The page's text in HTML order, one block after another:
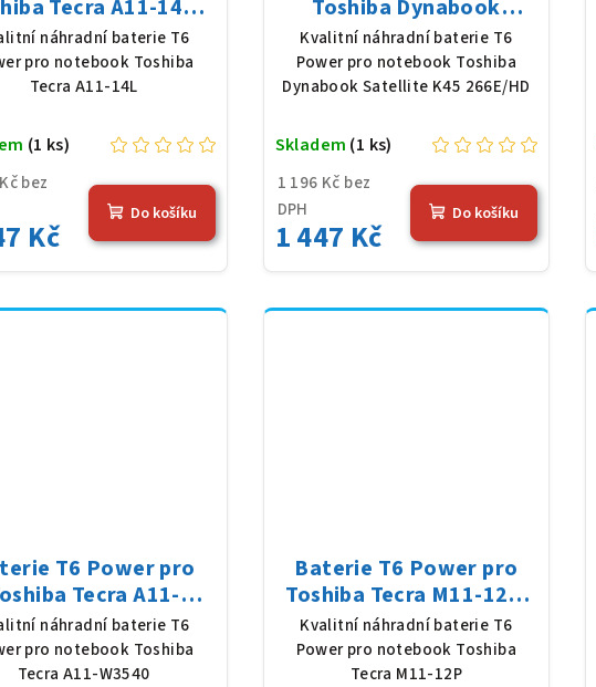
Tecra A11-14L,
10,8 V, 5200 mAh
(56 Wh), černá
náhradní baterie T6
pro notebook Toshiba
Tecra A11-14L
bez
Kč
(1 ks)
Do košíku
Toshiba Dynabook
Satellite K45 266E/HD,
Li-Ion, 10,8 V, 5200 mAh
(56 Wh), černá
Kvalitní náhradní baterie T6
Power pro notebook Toshiba
Dynabook Satellite K45 266E/HD
1 196 Kč bez
DPH
1 447 Kč
Skladem (1 ks)
Do košíku
T6 Power pro
Tecra A11-
Li-Ion, 10,8 V,
mAh (56 Wh), černá
náhradní baterie T6
pro notebook Toshiba
Tecra A11-W3540
Baterie T6 Power pro
Toshiba Tecra M11-12P,
Li-Ion, 10,8 V, 5200 mAh
(56 Wh), černá
Kvalitní náhradní baterie T6
Power pro notebook Toshiba
Tecra M11-12P